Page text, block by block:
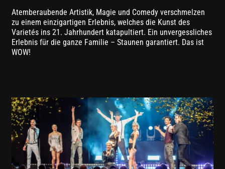
Atemberaubende Artistik, Magie und Comedy verschmelzen
zu einem einzigartigen Erlebnis, welches die Kunst des
Varietés ins 21. Jahrhundert katapultiert. Ein unvergessliches
Erlebnis für die ganze Familie – Staunen garantiert. Das ist
WOW!